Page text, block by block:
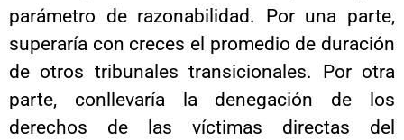
parámetro de razonabilidad. Por una parte,
superaría con creces el promedio de duración
de otros tribunales transicionales. Por otra
parte, conllevaría la denegación de los
derechos de las víctimas directas del